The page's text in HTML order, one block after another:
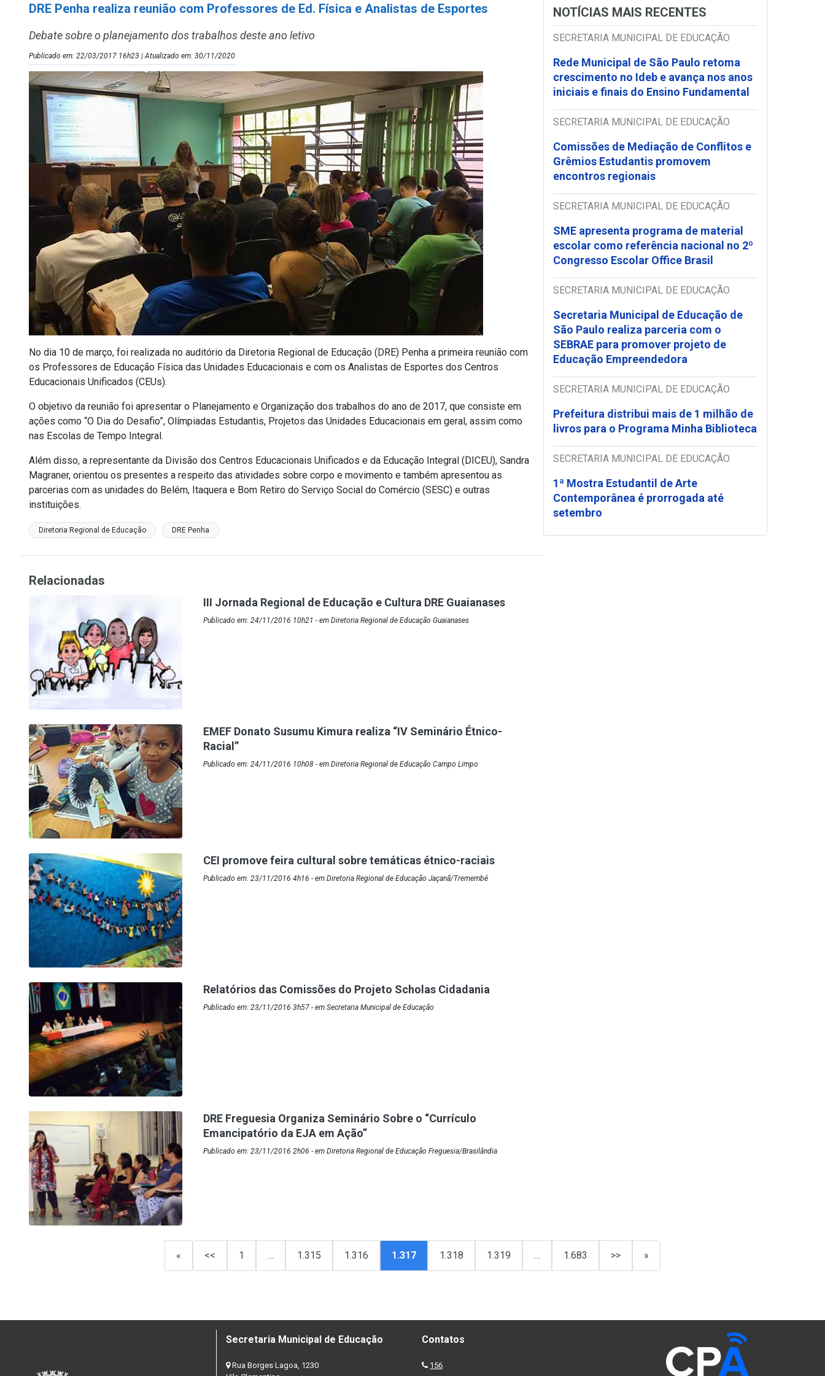
DRE Penha realiza reunião com Professores de Ed. Física e Analistas de Esportes
Debate sobre o planejamento dos trabalhos deste ano letivo
Publicado em: 22/03/2017 16h23 | Atualizado em: 30/11/2020
No dia 10 de março, foi realizada no auditório da Diretoria Regional de Educação (DRE) Penha a primeira reunião com
os Professores de Educação Física das Unidades Educacionais e com os Analistas de Esportes dos Centros
Educacionais Unificados (CEUs).
O objetivo da reunião foi apresentar o Planejamento e Organização dos trabalhos do ano de 2017, que consiste em
ações como “O Dia do Desafio”, Olímpiadas Estudantis, Projetos das Unidades Educacionais em geral, assim como
nas Escolas de Tempo Integral.
Além disso, a representante da Divisão dos Centros Educacionais Unificados e da Educação Integral (DICEU), Sandra
Magraner, orientou os presentes a respeito das atividades sobre corpo e movimento e também apresentou as
parcerias com as unidades do Belém, Itaquera e Bom Retiro do Serviço Social do Comércio (SESC) e outras
instituições.
Diretoria Regional de Educação DRE Penha
NOTÍCIAS MAIS RECENTES
SECRETARIA MUNICIPAL DE EDUCAÇÃO
Rede Municipal de São Paulo retoma
crescimento no Ideb e avança nos anos
iniciais e finais do Ensino Fundamental
SECRETARIA MUNICIPAL DE EDUCAÇÃO
Comissões de Mediação de Conflitos e
Grêmios Estudantis promovem
encontros regionais
SECRETARIA MUNICIPAL DE EDUCAÇÃO
SME apresenta programa de material
escolar como referência nacional no 2º
Congresso Escolar Office Brasil
SECRETARIA MUNICIPAL DE EDUCAÇÃO
Secretaria Municipal de Educação de
São Paulo realiza parceria com o
SEBRAE para promover projeto de
Educação Empreendedora
SECRETARIA MUNICIPAL DE EDUCAÇÃO
Prefeitura distribui mais de 1 milhão de
livros para o Programa Minha Biblioteca
SECRETARIA MUNICIPAL DE EDUCAÇÃO
1ª Mostra Estudantil de Arte
Contemporânea é prorrogada até
setembro
Relacionadas
III Jornada Regional de Educação e Cultura DRE Guaianases
Publicado em: 24/11/2016 10h21 - em Diretoria Regional de Educação Guaianases
EMEF Donato Susumu Kimura realiza “IV Seminário Étnico-
Racial”
Publicado em: 24/11/2016 10h08 - em Diretoria Regional de Educação Campo Limpo
CEI promove feira cultural sobre temáticas étnico-raciais
Publicado em: 23/11/2016 4h16 - em Diretoria Regional de Educação Jaçanã/Tremembé
Relatórios das Comissões do Projeto Scholas Cidadania
Publicado em: 23/11/2016 3h57 - em Secretaria Municipal de Educação
DRE Freguesia Organiza Seminário Sobre o “Currículo
Emancipatório da EJA em Ação”
Publicado em: 23/11/2016 2h06 - em Diretoria Regional de Educação Freguesia/Brasilândia
« << 1 … 1.315 1.316 1.317 1.318 1.319 … 1.683 >> »
Secretaria Municipal de Educação
Rua Borges Lagoa, 1230
Contatos
156